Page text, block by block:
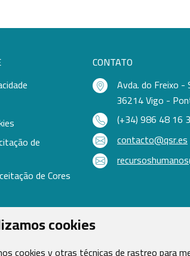
cookies
cookies y otras técnicas de rastreo para
de
de Cores
CONTATO
Avda. do Freixo -
36214 Vigo -
(+34) 986 48 16
contacto@qsr.es